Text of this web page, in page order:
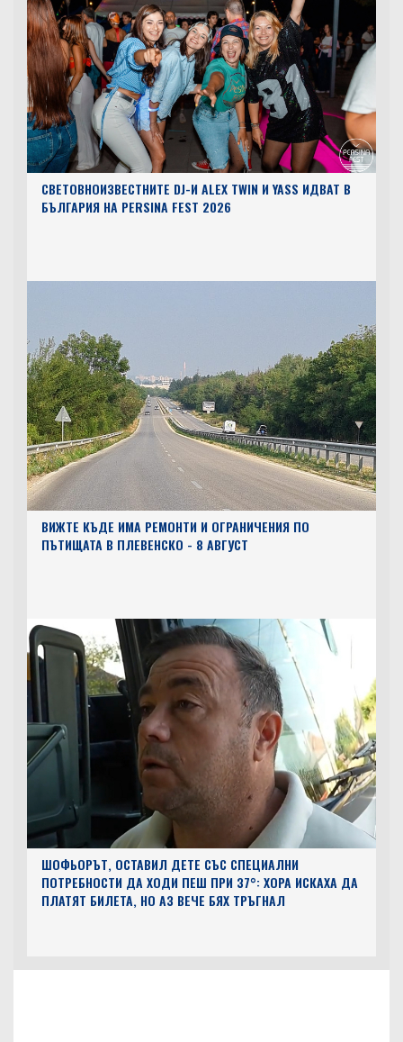
СВЕТОВНОИЗВЕСТНИТЕ DJ-И ALEX TWIN И YASS ИДВАТ В
БЪЛГАРИЯ НА PERSINA FEST 2026
ВИЖТЕ КЪДЕ ИМА РЕМОНТИ И ОГРАНИЧЕНИЯ ПО
ПЪТИЩАТА В ПЛЕВЕНСКО - 8 АВГУСТ
ШОФЬОРЪТ, ОСТАВИЛ ДЕТЕ СЪС СПЕЦИАЛНИ
ПОТРЕБНОСТИ ДА ХОДИ ПЕШ ПРИ 37°: ХОРА ИСКАХА ДА
ПЛАТЯТ БИЛЕТА, НО АЗ ВЕЧЕ БЯХ ТРЪГНАЛ